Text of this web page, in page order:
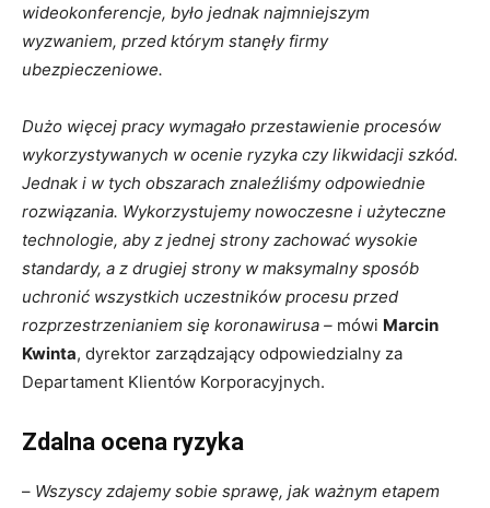
wideokonferencje, było jednak najmniejszym
wyzwaniem, przed którym stanęły firmy
ubezpieczeniowe.
Dużo więcej pracy wymagało przestawienie procesów
wykorzystywanych w ocenie ryzyka czy likwidacji szkód.
Jednak i w tych obszarach znaleźliśmy odpowiednie
rozwiązania. Wykorzystujemy nowoczesne i użyteczne
technologie, aby z jednej strony zachować wysokie
standardy, a z drugiej strony w maksymalny sposób
uchronić wszystkich uczestników procesu przed
rozprzestrzenianiem się koronawirusa – mówi Marcin
Kwinta, dyrektor zarządzający odpowiedzialny za
Departament Klientów Korporacyjnych.
Zdalna ocena ryzyka
– Wszyscy zdajemy sobie sprawę, jak ważnym etapem